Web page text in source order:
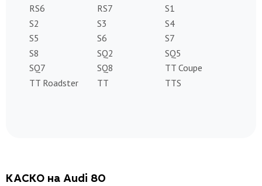
RS6
RS7
S1
S2
S3
S4
S5
S6
S7
S8
SQ2
SQ5
SQ7
SQ8
TT Coupe
TT Roadster
TT TTS
КАСКО на Audi 80